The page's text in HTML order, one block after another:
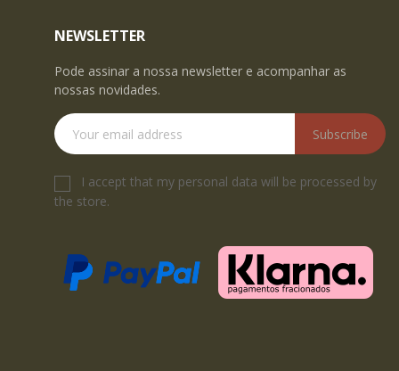
NEWSLETTER
Pode assinar a nossa newsletter e acompanhar as
nossas novidades.
Subscribe
I accept that my personal data will be processed by
the store.